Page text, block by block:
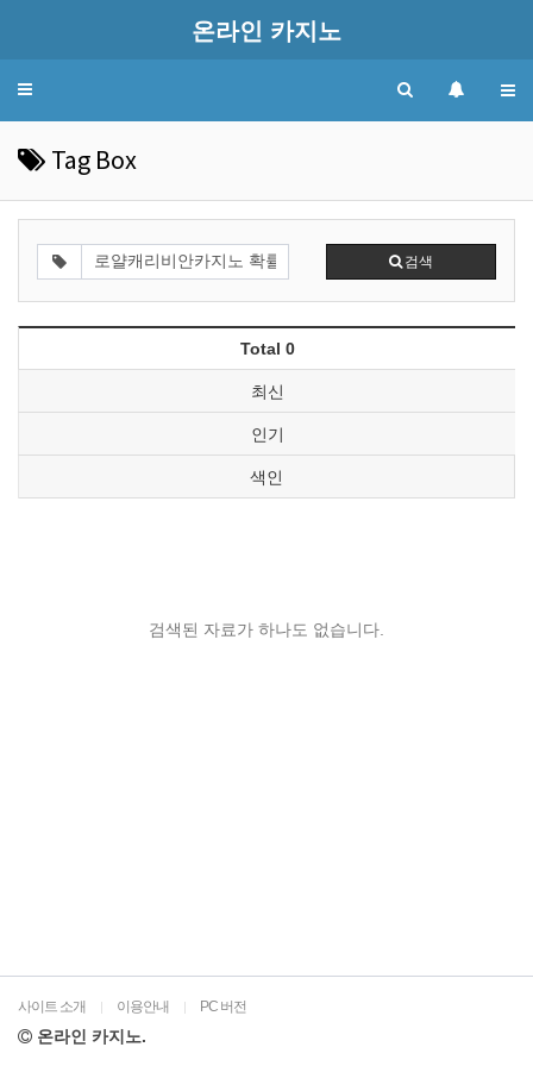
온라인 카지노
Toggle
Tag Box
검색
Total 0
최신
인기
색인
검색된 자료가 하나도 없습니다.
사이트 소개 | 이용안내 | PC 버전
온라인 카지노.